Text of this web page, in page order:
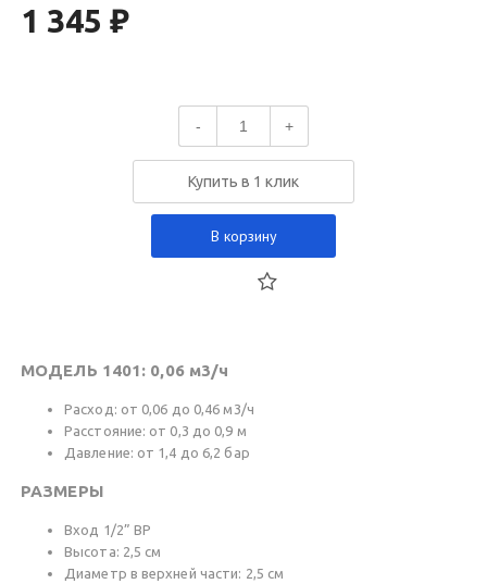
1 345 ₽
- +
Купить в 1 клик
В корзину
МОДЕЛЬ 1401: 0,06 м3/ч
Расход: от 0,06 до 0,46 м3/ч
Расстояние: от 0,3 до 0,9 м
Давление: от 1,4 до 6,2 бар
РАЗМЕРЫ
Вход 1/2” ВР
Высота: 2,5 см
Диаметр в верхней части: 2,5 см